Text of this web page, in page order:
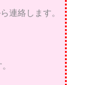
連絡します。